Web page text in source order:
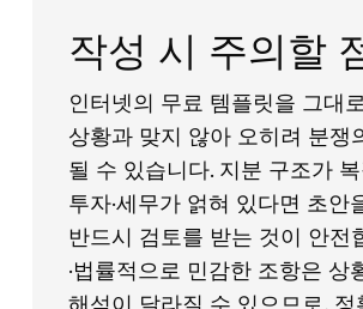
작성 시 주의할
인터넷의 무료 템플릿을 그대
상황과 맞지 않아 오히려 분쟁
될 수 있습니다. 지분 구조가
투자·세무가 얽혀 있다면 초안
반드시 검토를 받는 것이 안전
·법률적으로 민감한 조항은 상